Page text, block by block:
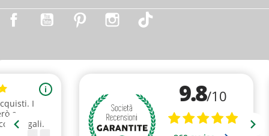
Facebook YouTube Pinterest Instagram